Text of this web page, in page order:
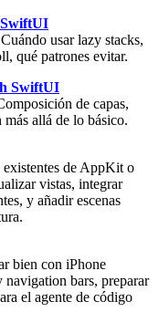
usar lazy stacks,
, qué patrones evitar.
SwiftUI
de capas,
allá de lo básico.
de AppKit o
vistas, integrar
y añadir escenas
bien con iPhone
bars, preparar
el agente de código